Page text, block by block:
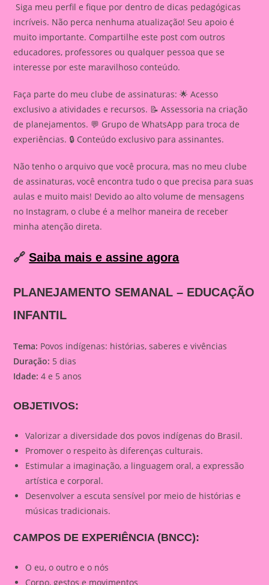
Siga meu perfil e fique por dentro de dicas pedagógicas
incríveis. Não perca nenhuma atualização! Seu apoio é
muito importante. Compartilhe este post com outros
educadores, professores ou qualquer pessoa que se
interesse por este maravilhoso conteúdo.
Faça parte do meu clube de assinaturas: 🌟 Acesso
exclusivo a atividades e recursos. 📝 Assessoria na criação
de planejamentos. 💬 Grupo de WhatsApp para troca de
experiências. 🔒 Conteúdo exclusivo para assinantes.
Não tenho o arquivo que você procura, mas no meu clube
de assinaturas, você encontra tudo o que precisa para suas
aulas e muito mais! Devido ao alto volume de mensagens
no Instagram, o clube é a melhor maneira de receber
minha atenção direta.
🔗Saiba mais e assine agora
PLANEJAMENTO SEMANAL – EDUCAÇÃO
INFANTIL
Tema: Povos indígenas: histórias, saberes e vivências
Duração: 5 dias
Idade: 4 e 5 anos
OBJETIVOS:
Valorizar a diversidade dos povos indígenas do Brasil.
Promover o respeito às diferenças culturais.
Estimular a imaginação, a linguagem oral, a expressão
artística e corporal.
Desenvolver a escuta sensível por meio de histórias e
músicas tradicionais.
CAMPOS DE EXPERIÊNCIA (BNCC):
O eu, o outro e o nós
Corpo, gestos e movimentos